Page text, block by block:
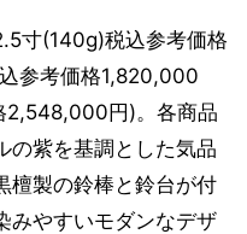
寸(140g)税込参考価格
参考価格1,820,000
2,548,000円)。各商品
の紫を基調とした気品
檀製の鈴棒と鈴台が付
みやすいモダンなデザ